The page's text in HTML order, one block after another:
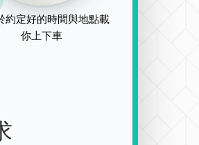
約定好的時間與地點載
你上下車